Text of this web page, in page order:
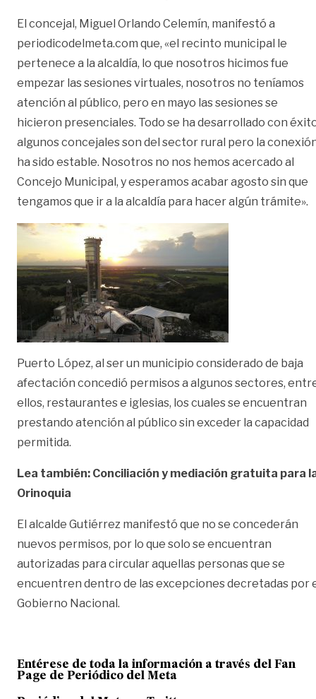
El concejal, Miguel Orlando Celemín, manifestó a
periodicodelmeta.com que, «el recinto municipal le
pertenece a la alcaldía, lo que nosotros hicimos fue
empezar las sesiones virtuales, nosotros no teníamos
atención al público, pero en mayo las sesiones se
hicieron presenciales. Todo se ha desarrollado con
algunos concejales son del sector rural pero la
ha sido estable. Nosotros no nos hemos acercado al
Concejo Municipal, y esperamos acabar agosto sin que
tengamos que ir a la alcaldía para hacer algún trámite».
Puerto López, al ser un municipio considerado de baja
afectación concedió permisos a algunos sectores,
ellos, restaurantes e iglesias, los cuales se encuentran
prestando atención al público sin exceder la capacidad
permitida.
Lea también: Conciliación y mediación gratuita para
Orinoquia
El alcalde Gutiérrez manifestó que no se concederán
nuevos permisos, por lo que solo se encuentran
autorizadas para circular aquellas personas que se
encuentren dentro de las excepciones decretadas por
Gobierno Nacional.
Entérese de toda la información a través del Fan
Page de Periódico del Meta